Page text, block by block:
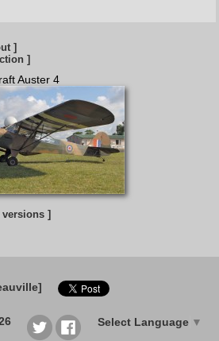
]
]
Auster 4
versions ]
Select Language ▼